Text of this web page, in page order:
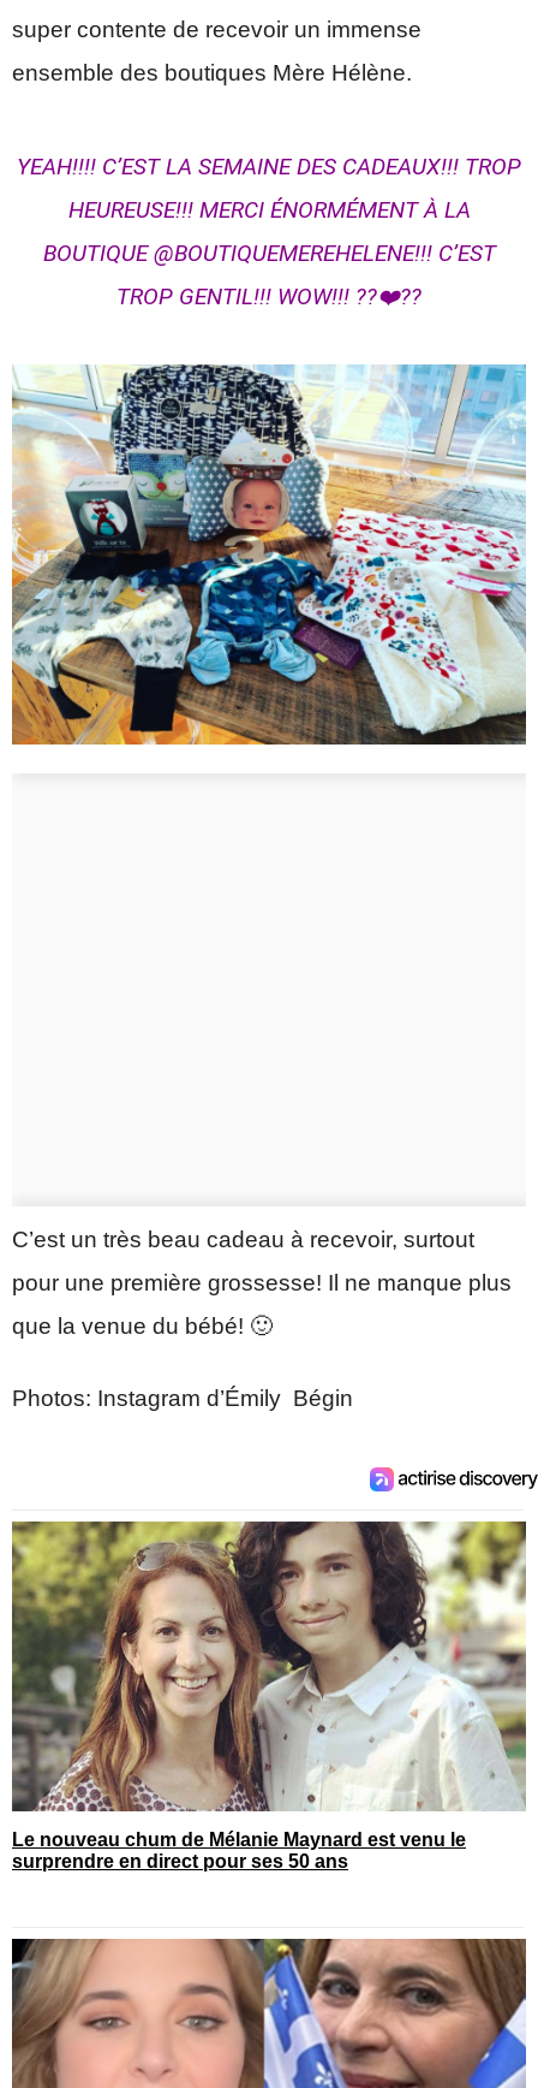
super contente de recevoir un immense
ensemble des boutiques Mère Hélène.
YEAH!!!! C’EST LA SEMAINE DES CADEAUX!!! TROP
HEUREUSE!!! MERCI ÉNORMÉMENT À LA
BOUTIQUE @BOUTIQUEMEREHELENE!!! C’EST
TROP GENTIL!!! WOW!!! ??❤️??
C’est un très beau cadeau à recevoir, surtout
pour une première grossesse! Il ne manque plus
que la venue du bébé! 🙂
Photos: Instagram d’Émily Bégin
Le nouveau chum de Mélanie Maynard est venu le
surprendre en direct pour ses 50 ans